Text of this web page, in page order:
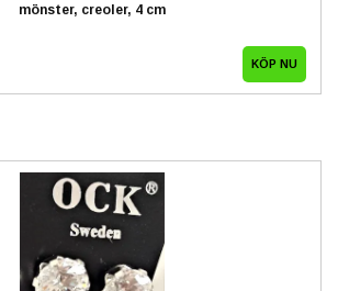
mönster, creoler, 4 cm